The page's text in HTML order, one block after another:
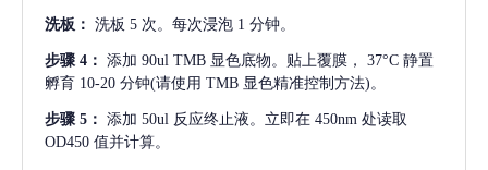
洗板： 洗板 5 次。每次浸泡 1 分钟。
步骤 4： 添加 90ul TMB 显色底物。贴上覆膜， 37°C 静置
孵育 10-20 分钟(请使用 TMB 显色精准控制方法)。
步骤 5： 添加 50ul 反应终止液。立即在 450nm 处读取
OD450 值并计算。